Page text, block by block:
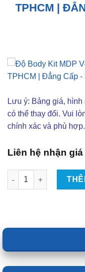
TPHCM |
Lưu ý: Bảng giá,
có thể thay đổi. Vui
chính xác và phù
Liên hệ nhận
Độ Body Kit MDP V4